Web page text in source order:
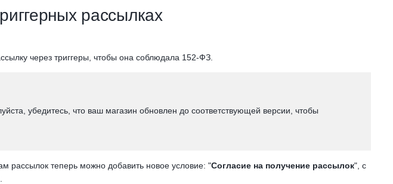
рассылках
через триггеры, чтобы она соблюдала 152-ФЗ.
убедитесь, что ваш магазин обновлен до соответствующей версии, чтобы
рассылок теперь можно добавить новое условие: "Согласие на получение рассылок", с